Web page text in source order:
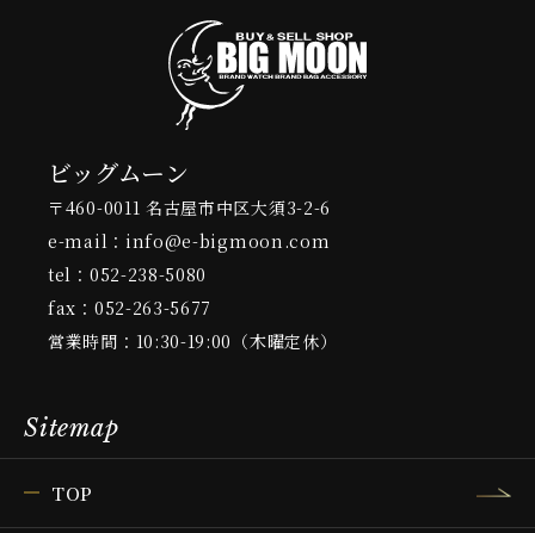
ビッグムーン
〒460-0011 名古屋市中区大須3-2-6
e-mail：info@e-bigmoon.com
tel：052-238-5080
fax：052-263-5677
営業時間：10:30-19:00（木曜定休）
Sitemap
TOP